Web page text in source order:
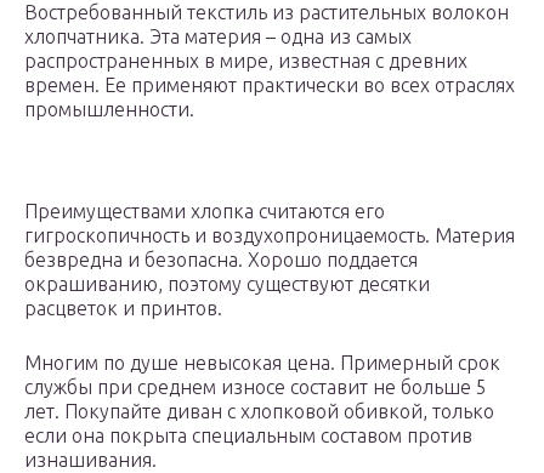
Востребованный текстиль из растительных волокон
хлопчатника. Эта материя – одна из самых
распространенных в мире, известная с древних
времен. Ее применяют практически во всех отраслях
промышленности.
Преимуществами хлопка считаются его
гигроскопичность и воздухопроницаемость. Материя
безвредна и безопасна. Хорошо поддается
окрашиванию, поэтому существуют десятки
расцветок и принтов.
Многим по душе невысокая цена. Примерный срок
службы при среднем износе составит не больше 5
лет. Покупайте диван с хлопковой обивкой, только
если она покрыта специальным составом против
изнашивания.